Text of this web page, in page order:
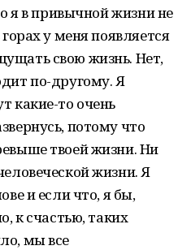
я в привычной жизни не
у меня появляется
свою жизнь. Нет,
по-другому. Я
какие-то очень
потому что
твоей жизни. Ни
жизни. Я
и если что, я бы,
к счастью, таких
мы все